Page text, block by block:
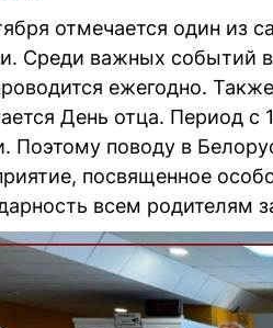
отмечается один из
Среди важных событий
ежегодно.
День отца. Период с
Поэтому поводу в
посвященное
всем родителям